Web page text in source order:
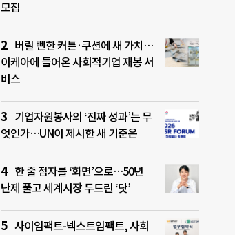
모집
버릴 뻔한 커튼·쿠션에 새 가치…
이케아에 들어온 사회적기업 재봉 서
비스
기업자원봉사의 ‘진짜 성과’는 무
엇인가…UN이 제시한 새 기준은
한 줄 점자를 ‘화면’으로…50년
난제 풀고 세계시장 두드린 ‘닷’
사이임팩트-넥스트임팩트, 사회